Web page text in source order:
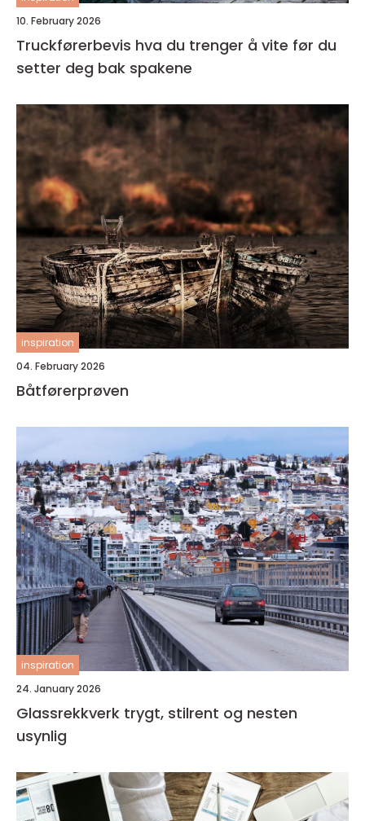
10. February 2026
Truckførerbevis hva du trenger å vite før du
setter deg bak spakene
inspiration
04. February 2026
Båtførerprøven
inspiration
24. January 2026
Glassrekkverk trygt, stilrent og nesten
usynlig